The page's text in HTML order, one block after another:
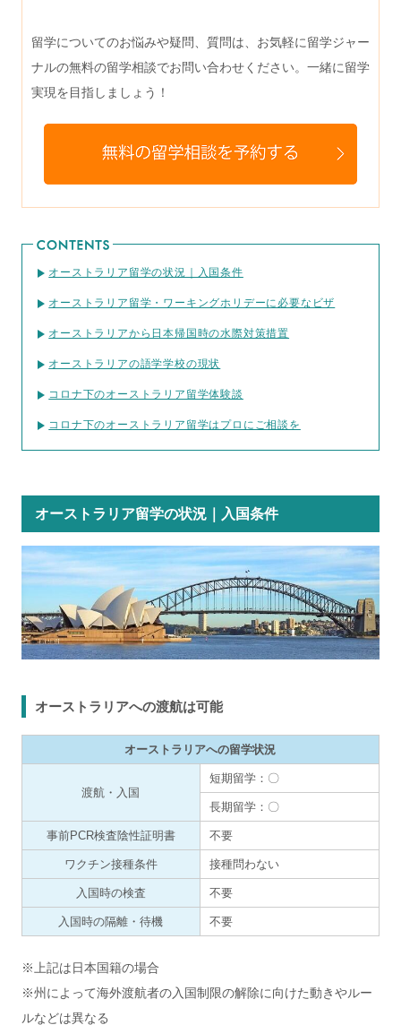
留学についてのお悩みや疑問、質問は、お気軽に留学ジャー
ナルの無料の留学相談でお問い合わせください。一緒に留学
実現を目指しましょう！
オーストラリア留学の状況｜入国条件
オーストラリア留学・ワーキングホリデーに必要なビザ
オーストラリアから日本帰国時の水際対策措置
オーストラリアの語学学校の現状
コロナ下のオーストラリア留学体験談
コロナ下のオーストラリア留学はプロにご相談を
オーストラリア留学の状況｜入国条件
オーストラリアへの渡航は可能
オーストラリアへの留学状況
渡航・入国
短期留学：〇
長期留学：〇
事前PCR検査陰性証明書 不要
ワクチン接種条件 接種問わない
入国時の検査 不要
入国時の隔離・待機 不要
※上記は日本国籍の場合
※州によって海外渡航者の入国制限の解除に向けた動きやルー
ルなどは異なる